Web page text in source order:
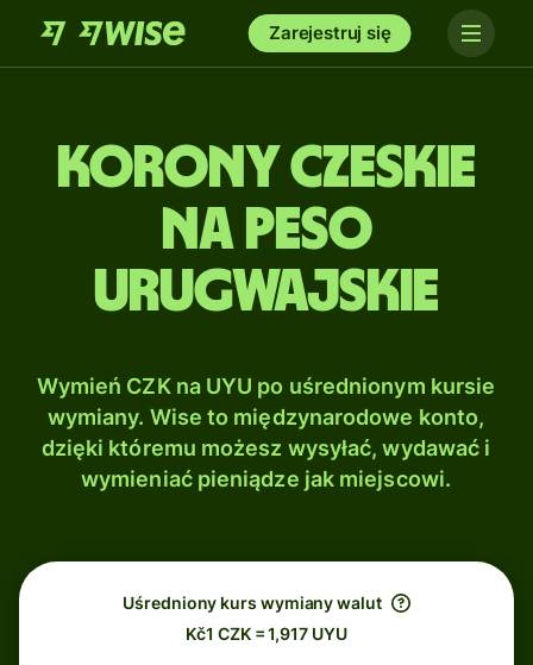
Zarejestruj się
Korony czeskie
na Peso
urugwajskie
Wymień CZK na UYU po uśrednionym kursie
wymiany. Wise to międzynarodowe konto,
dzięki któremu możesz wysyłać, wydawać i
wymieniać pieniądze jak miejscowi.
Uśredniony kurs wymiany walut
Kč1 CZK = 1,917 UYU